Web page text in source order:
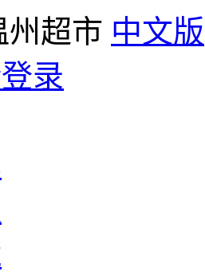
州超市 中文版
录